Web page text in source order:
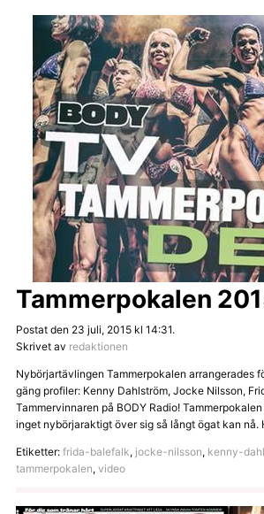
Tammerpokalen
Postat den 23 juli, 2015 kl 14:31.
Skrivet av redaktionen
Nybörjartävlingen Tammerpokalen arrangerades
gäng profiler: Kenny Dahlström, Jocke Nilsson,
Tammervinnaren på BODY Radio!
inget nybörjaraktigt över sig så långt ögat kan
Etiketter: frida-balefalk, jocke-nilsson, kenny-
tammerpokalen, video